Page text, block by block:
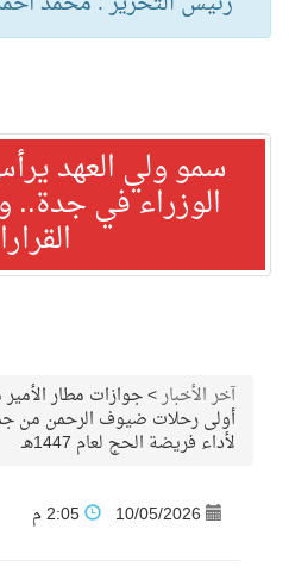
سمو ولي العهد
الوزراء في
آخر الأخبار>جوازات مطار
أولى رحلات ضيوف الرحمن من
لأداء فريضة الحج لعام 1447هـ
10/05/2026